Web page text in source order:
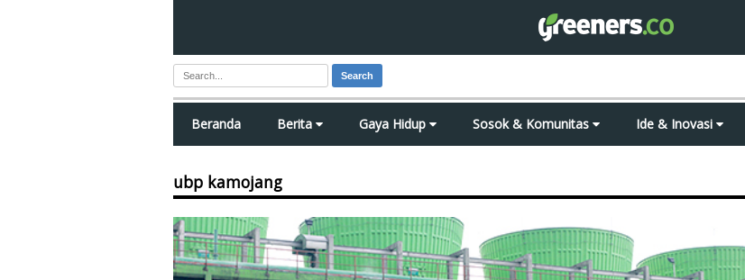
Search
Beranda Berita Gaya Hidup Sosok & Komunitas Ide & Inovasi
ubp kamojang